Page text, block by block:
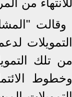
للانتهاء من المرحلة
وقالت
التمويلات
من تلك
وخطوط